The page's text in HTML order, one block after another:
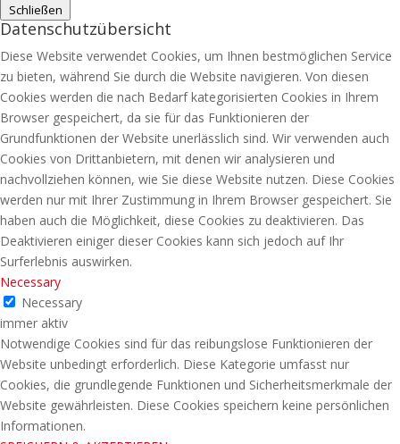
Schließen
Datenschutzübersicht
Diese Website verwendet Cookies, um Ihnen bestmöglichen Service
zu bieten, während Sie durch die Website navigieren. Von diesen
Cookies werden die nach Bedarf kategorisierten Cookies in Ihrem
Browser gespeichert, da sie für das Funktionieren der
Grundfunktionen der Website unerlässlich sind. Wir verwenden auch
Cookies von Drittanbietern, mit denen wir analysieren und
nachvollziehen können, wie Sie diese Website nutzen. Diese Cookies
werden nur mit Ihrer Zustimmung in Ihrem Browser gespeichert. Sie
haben auch die Möglichkeit, diese Cookies zu deaktivieren. Das
Deaktivieren einiger dieser Cookies kann sich jedoch auf Ihr
Surferlebnis auswirken.
Necessary
Necessary
immer aktiv
Notwendige Cookies sind für das reibungslose Funktionieren der
Website unbedingt erforderlich. Diese Kategorie umfasst nur
Cookies, die grundlegende Funktionen und Sicherheitsmerkmale der
Website gewährleisten. Diese Cookies speichern keine persönlichen
Informationen.